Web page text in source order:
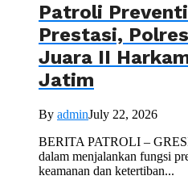
Patroli
Prestasi,
Juara II
Jatim
By adminJuly 22, 2026
BERITA PATROLI –
dalam menjalankan fungsi
keamanan dan ketertiban...